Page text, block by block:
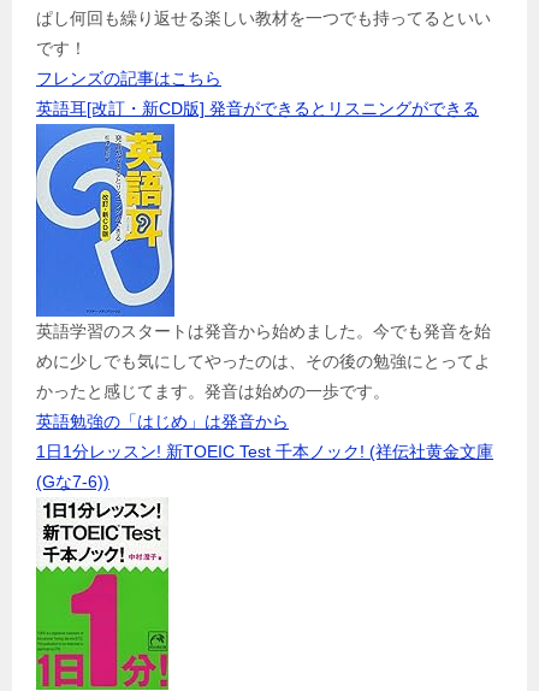
ぱし何回も繰り返せる楽しい教材を一つでも持ってるといい
です！
フレンズの記事はこちら
英語耳[改訂・新CD版] 発音ができるとリスニングができる
英語学習のスタートは発音から始めました。今でも発音を始
めに少しでも気にしてやったのは、その後の勉強にとってよ
かったと感じてます。発音は始めの一歩です。
英語勉強の「はじめ」は発音から
1日1分レッスン! 新TOEIC Test 千本ノック! (祥伝社黄金文庫
(Gな7-6))